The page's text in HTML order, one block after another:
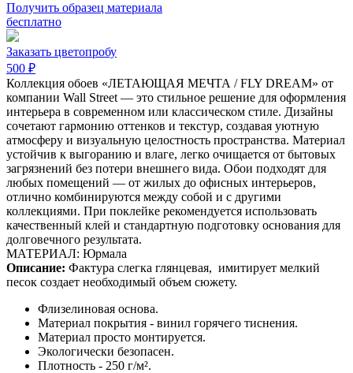
Получить образец материала
бесплатно
Заказать цветопробу
500 ₽
Коллекция обоев «ЛЕТАЮЩАЯ МЕЧТА / FLY DREAM» от
компании Wall Street — это стильное решение для оформления
интерьера в современном или классическом стиле. Дизайны
сочетают гармонию оттенков и текстур, создавая уютную
атмосферу и визуальную целостность пространства. Материал
устойчив к выгоранию и влаге, легко очищается от бытовых
загрязнений без потери внешнего вида. Обои подходят для
любых помещений — от жилых до офисных интерьеров,
отлично комбинируются между собой и с другими
коллекциями. При поклейке рекомендуется использовать
качественный клей и стандартную подготовку основания для
долговечного результата.
МАТЕРИАЛ: Юрмала
Описание: Фактура слегка глянцевая, имитирует мелкий
песок создает необходимый объем сюжету.
Флизелиновая основа.
Материал покрытия - винил горячего тиснения.
Материал просто монтируется.
Экологически безопасен.
Плотность - 250 г/м².